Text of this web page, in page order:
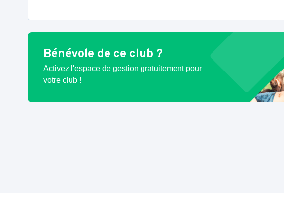
Bénévole de ce club ?
Activez l'espace de gestion gratuitement pour
votre club !